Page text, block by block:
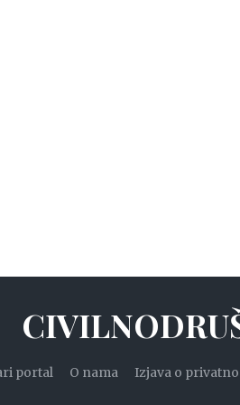
portal O nama Izjava o